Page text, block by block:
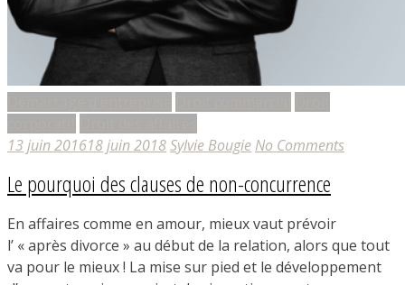
13 juin 201618 juin 2018Sylvie Bougie No Comments
Le pourquoi des clauses de non-concurrence
En affaires comme en amour, mieux vaut prévoir
l’ « après divorce » au début de la relation, alors que tout
va pour le mieux ! La mise sur pied et le développement